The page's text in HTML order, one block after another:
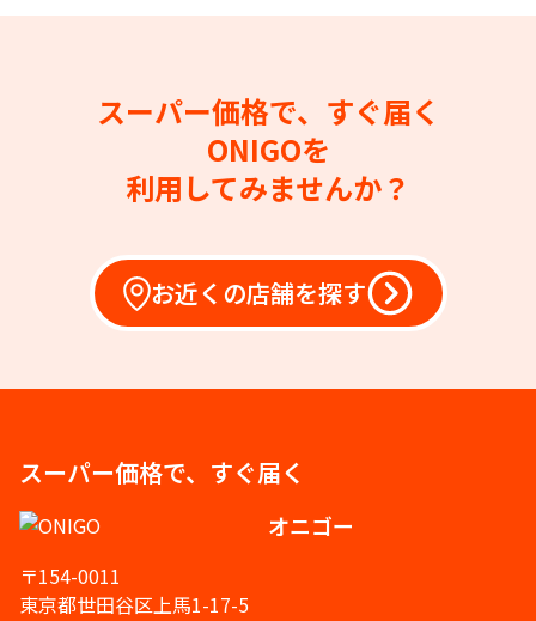
スーパー価格で、すぐ届く
ONIGOを
利用してみませんか？
お近くの店舗を探す
スーパー価格で、すぐ届く
オニゴー
〒154-0011
東京都世田谷区上馬1-17-5